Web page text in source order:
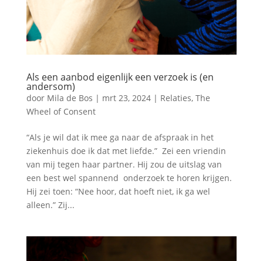
Als een aanbod eigenlijk een verzoek is (en
andersom)
door Mila de Bos | mrt 23, 2024| Relaties, The
Wheel of Consent
“Als je wil dat ik mee ga naar de afspraak in het
ziekenhuis doe ik dat met liefde.” Zei een vriendin
van mij tegen haar partner. Hij zou de uitslag van
een best wel spannend onderzoek te horen krijgen.
Hij zei toen: “Nee hoor, dat hoeft niet, ik ga wel
alleen.” Zij...